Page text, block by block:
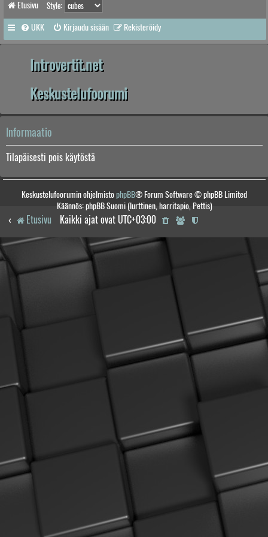
Etusivu Style:
UKK Kirjaudu sisään Rekisteröidy
Introvertit.net
Keskustelufoorumi
Informaatio
Tilapäisesti pois käytöstä
Keskustelufoorumin ohjelmistophpBB® Forum Software © phpBB Limited
Käännös: phpBB Suomi (lurttinen, harritapio, Pettis)
Etusivu Kaikki ajat ovat UTC+03:00